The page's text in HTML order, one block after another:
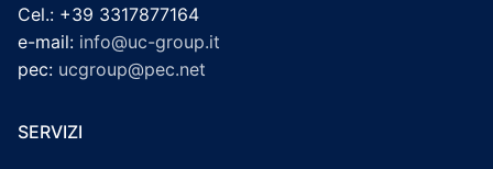
Cel.: +39 3317877164
e-mail: info@uc-group.it
pec: ucgroup@pec.net
SERVIZI